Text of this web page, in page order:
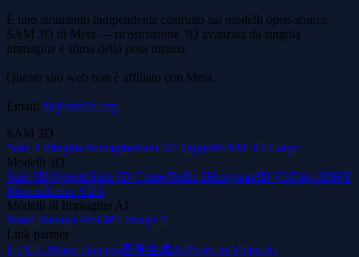
È uno strumento indipendente costruito sui modelli open-source
SAM 3D di Meta — ricostruzione 3D avanzata da singola
immagine e stima della posa umana.
Questo sito web non è affiliato con Meta.
Email: hi@sam3d.org
SAM 3D
Sam 3 Ritaglio ImmagineSam 3D OggettiSAM 3D Corpo
Modelli 3D
Sam 3D OggettiSam 3D CorpoTrellis 2Hunyuan3D V3Tripo3DHY
MotionRodin V2.5
Modelli di Immagine AI
Nano Banana ProGPT Image 2
Link partner
LTX 2.3Nano Banana画像生成AIPhoto to Video AI